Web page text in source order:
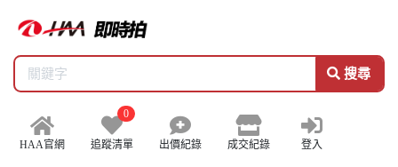
搜尋
HAA官網
0
追蹤清單 出價紀錄 成交紀錄 登入